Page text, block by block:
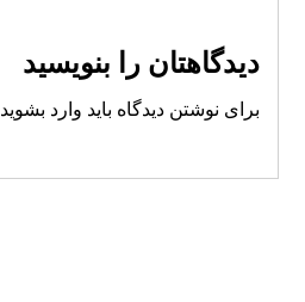
دیدگاهتان را بنویسید
برای نوشتن دیدگاه باید وارد بشوید